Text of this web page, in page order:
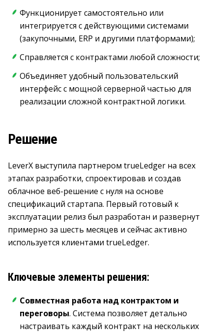
Функционирует самостоятельно или
интегрируется с действующими системами
(закупочными, ERP и другими платформами);
Справляется с контрактами любой сложности;
Объединяет удобный пользовательский
интерфейс с мощной серверной частью для
реализации сложной контрактной логики.
Решение
LeverX выступила партнером trueLedger на всех
этапах разработки, спроектировав и создав
облачное веб-решение с нуля на основе
спецификаций стартапа. Первый готовый к
эксплуатации релиз был разработан и развернут
примерно за шесть месяцев и сейчас активно
используется клиентами trueLedger.
Ключевые элементы решения:
Совместная работа над контрактом и
переговоры. Система позволяет детально
настраивать каждый контракт на нескольких